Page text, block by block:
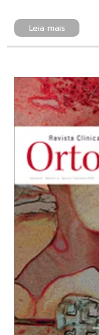
Leia mais